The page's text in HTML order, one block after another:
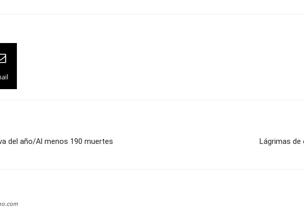
del año/Al menos 190 muertes Lágrimas de